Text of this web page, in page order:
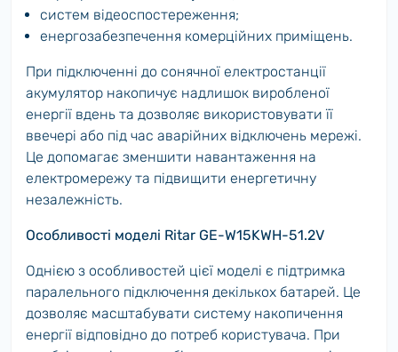
систем відеоспостереження;
енергозабезпечення комерційних приміщень.
При підключенні до сонячної електростанції
акумулятор накопичує надлишок виробленої
енергії вдень та дозволяє використовувати її
ввечері або під час аварійних відключень мережі.
Це допомагає зменшити навантаження на
електромережу та підвищити енергетичну
незалежність.
Особливості моделі Ritar GE-W15KWH-51.2V
Однією з особливостей цієї моделі є підтримка
паралельного підключення декількох батарей. Це
дозволяє масштабувати систему накопичення
енергії відповідно до потреб користувача. При